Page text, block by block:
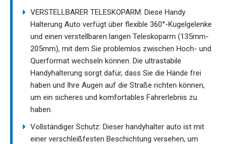
VERSTELLBARER TELESKOPARM: Diese Handy
Halterung Auto verfügt über flexible 360°-Kugelgelenke
und einen verstellbaren langen Teleskoparm (135mm-
205mm), mit dem Sie problemlos zwischen Hoch- und
Querformat wechseln können. Die ultrastabile
Handyhalterung sorgt dafür, dass Sie die Hände frei
haben und Ihre Augen auf die Straße richten können,
um ein sicheres und komfortables Fahrerlebnis zu
haben.
Vollständiger Schutz: Dieser handyhalter auto ist mit
einer verschleißfesten Beschichtung versehen, um